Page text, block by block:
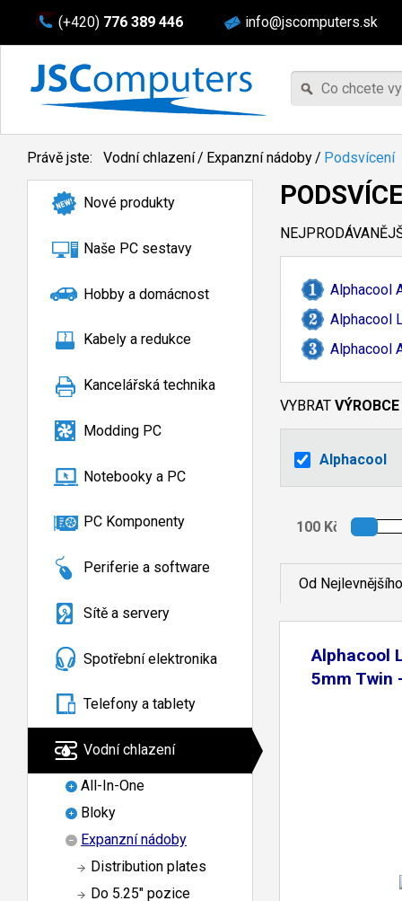
(+420) 776 389 446 info@jscomputers.sk
Právě jste: Vodní chlazení/ Expanzní nádoby/ Podsvícení
Nové produkty
Naše PC sestavy
Hobby a domácnost
Kabely a redukce
Kancelářská technika
Modding PC
Notebooky a PC
PC Komponenty
Periferie a software
Sítě a servery
Spotřební elektronika
Telefony a tablety
Vodní chlazení
All-In-One
Bloky
Expanzní nádoby
Distribution plates
Do 5.25" pozice
Alphacool
Alphacool
Alphacool
VYBRAT VÝROBCE
Alphacool
Od Nejlevnějšího
Alphacool
5mm Twin